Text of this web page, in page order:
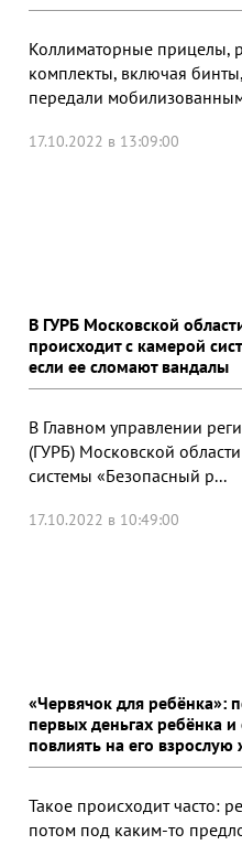
Коллиматорные прицелы,
комплекты, включая
передали
17.10.2022 в 13:09:00
В ГУРБ Московской
происходит с камерой
если ее сломают вандалы
В Главном управлении
(ГУРБ) Московской
системы «Безопасный р...
17.10.2022 в 10:49:00
«Червячок для ребёнка»:
первых деньгах ребёнка
повлиять на его взрослую
Такое происходит часто:
потом под каким-то